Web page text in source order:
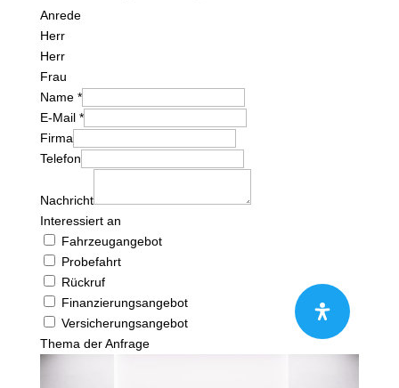
Anrede
Herr
Herr
Frau
Name *
E-Mail *
Firma
Telefon
Nachricht
Interessiert an
Fahrzeugangebot
Probefahrt
Rückruf
Finanzierungsangebot
Versicherungsangebot
Thema der Anfrage